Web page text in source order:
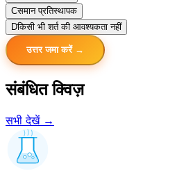
Cसमान प्रतिस्थापक
Dकिसी भी शर्त की आवश्यकता नहीं
उत्तर जमा करें →
संबंधित क्विज़
सभी देखें →